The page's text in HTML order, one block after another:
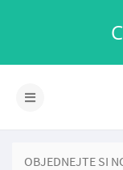
OBJEDNEJTE SI